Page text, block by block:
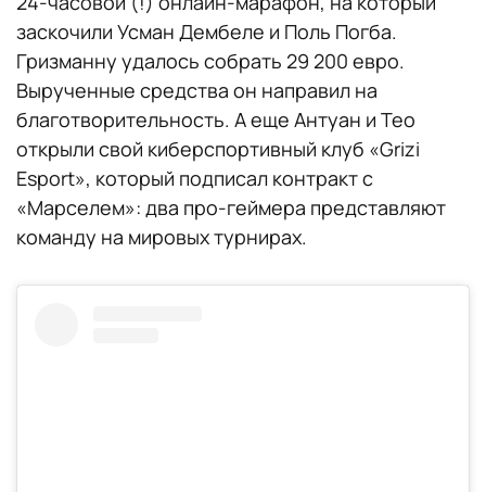
заскочили Усман Дембеле и Поль Погба.
Гризманну удалось собрать 29 200 евро.
Вырученные средства он направил на
благотворительность. А еще Антуан и Тео
открыли свой киберспортивный клуб «Grizi
Esport», который подписал контракт с
«Марселем»: два про-геймера представляют
команду на мировых турнирах.